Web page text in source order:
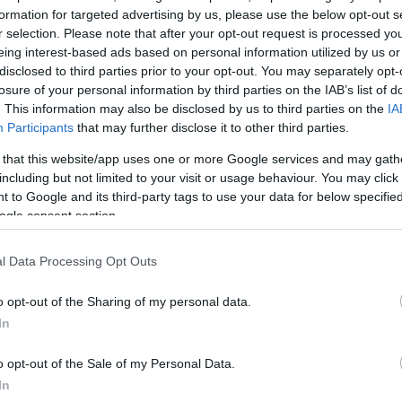
for targeted advertising by us, please use the below opt-out
selection. Please note that after your opt-out request is processed
interest-based ads based on personal information utilized by us
to third parties prior to your opt-out. You may separately
of your personal information by third parties on the IAB’s list of
This information may also be disclosed by us to third parties on the
Participants that may further disclose it to other third parties.
that this website/app uses one or more Google services and may
but not limited to your visit or usage behaviour. You may
to Google and its third-party tags to use your data for below
consent section.
Data Processing Opt Outs
opt-out of the Sharing of my personal data.
opt-out of the Sale of my Personal Data.
σε ελληνικά κρατικά ομόλογα (GGB), σε
ελληνικού Δημοσίου, σε ομόλογα της
αλλά και σε εταιρικά ομόλογα της ΔΕΗ και της
ακόμη αμοιβαία κεφάλαια της Triton,
ασφαλιστήριο συμβόλαιο. Η συνολική αποτίμηση
εμφανίζεται αυξημένη σε σχέση με την αξία